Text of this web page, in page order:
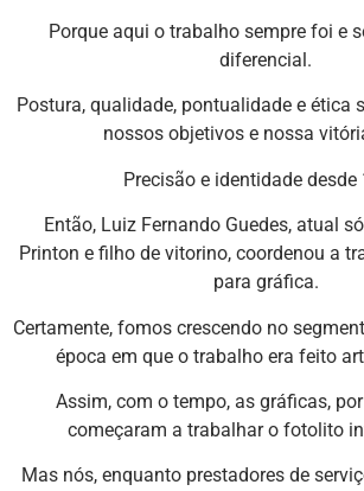
Porque aqui o trabalho sempre foi e
diferencial.
Postura, qualidade, pontualidade e ética
nossos objetivos e nossa
Precisão e identidade desde
Então, Luiz Fernando Guedes, atual
Printon e filho de vitorino, coordenou a
para gráfica.
Certamente, fomos crescendo no
época em que o trabalho era feito
Assim, com o tempo, as gráficas,
começaram a trabalhar o fotolito
Mas nós, enquanto prestadores de